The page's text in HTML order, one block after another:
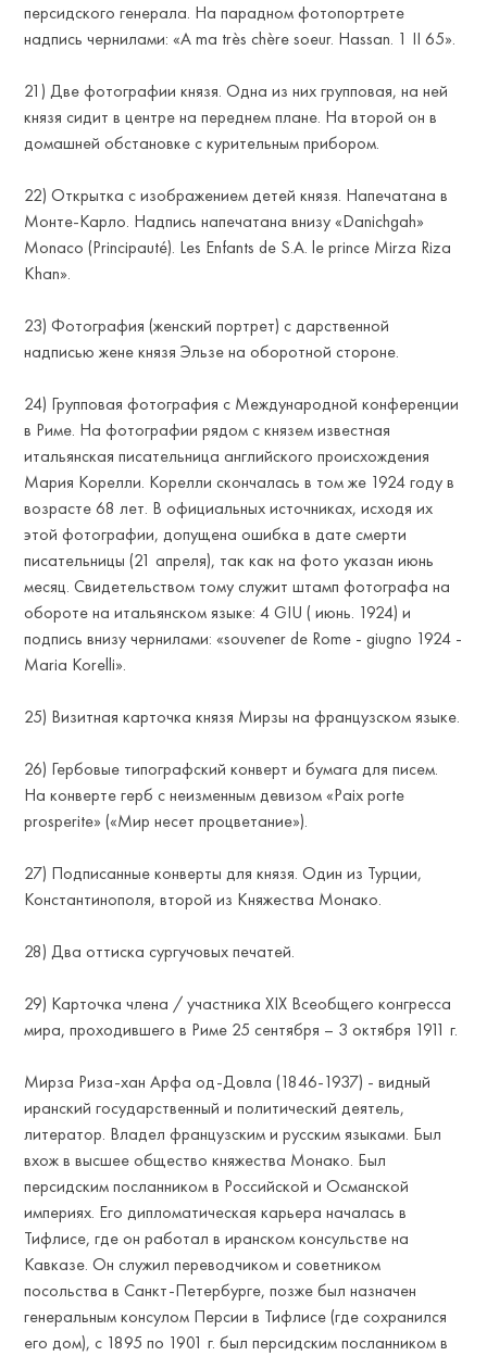
персидского генерала. На парадном фотопортрете
надпись чернилами: «A ma très chère soeur. Hassan. 1 II 65».
21) Две фотографии князя. Одна из них групповая, на ней
князя сидит в центре на переднем плане. На второй он в
домашней обстановке с курительным прибором.
22) Открытка с изображением детей князя. Напечатана в
Монте-Карло. Надпись напечатана внизу «Danichgah»
Monaco (Principauté). Les Enfants de S.A. le prince Mirza Riza
Khan».
23) Фотография (женский портрет) с дарственной
надписью жене князя Эльзе на оборотной стороне.
24) Групповая фотография с Международной конференции
в Риме. На фотографии рядом с князем известная
итальянская писательница английского происхождения
Мария Корелли. Корелли скончалась в том же 1924 году в
возрасте 68 лет. В официальных источниках, исходя их
этой фотографии, допущена ошибка в дате смерти
писательницы (21 апреля), так как на фото указан июнь
месяц. Свидетельством тому служит штамп фотографа на
обороте на итальянском языке: 4 GIU ( июнь. 1924) и
подпись внизу чернилами: «souvener de Rome - giugno 1924 -
Maria Korelli».
25) Визитная карточка князя Мирзы на французском языке.
26) Гербовые типографский конверт и бумага для писем.
На конверте герб с неизменным девизом «Paix porte
prosperite» («Мир несет процветание»).
27) Подписанные конверты для князя. Один из Турции,
Константинополя, второй из Княжества Монако.
28) Два оттиска сургучовых печатей.
29) Карточка члена / участника XIX Всеобщего конгресса
мира, проходившего в Риме 25 сентября – 3 октября 1911 г.
Мирза Риза-хан Арфа од-Довла (1846-1937) - видный
иранский государственный и политический деятель,
литератор. Владел французским и русским языками. Был
вхож в высшее общество княжества Монако. Был
персидским посланником в Российской и Османской
империях. Его дипломатическая карьера началась в
Тифлисе, где он работал в иранском консульстве на
Кавказе. Он служил переводчиком и советником
посольства в Санкт-Петербурге, позже был назначен
генеральным консулом Персии в Тифлисе (где сохранился
его дом), с 1895 по 1901 г. был персидским посланником в